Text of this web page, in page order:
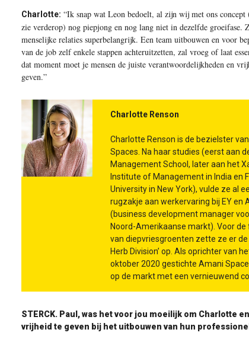
Charlotte: “Ik snap wat Leon bedoelt, al zijn wij met ons concept
zie verderop) nog piepjong en nog lang niet in dezelfde groeifase.
menselijke relaties superbelangrijk. Een team uitbouwen en voor
van de job zelf enkele stappen achteruitzetten, zal vroeg of laat
dat moment moet je mensen de juiste verantwoordelijkheden en
geven.”
Charlotte Renson
Charlotte Renson is de bezielster
Spaces. Na haar studies (eerst aan
Management School, later aan het
Institute of Management in India en
University in New York), vulde ze al
rugzakje aan werkervaring bij EY en
(business development manager
Noord-Amerikaanse markt). Voor
van diepvriesgroenten zette ze er de
Herb Division’ op. Als oprichter van
oktober 2020 gestichte Amani
op de markt met een vernieuwend
STERCK. Paul, was het voor jou moeilijk om Charlotte
vrijheid te geven bij het uitbouwen van hun